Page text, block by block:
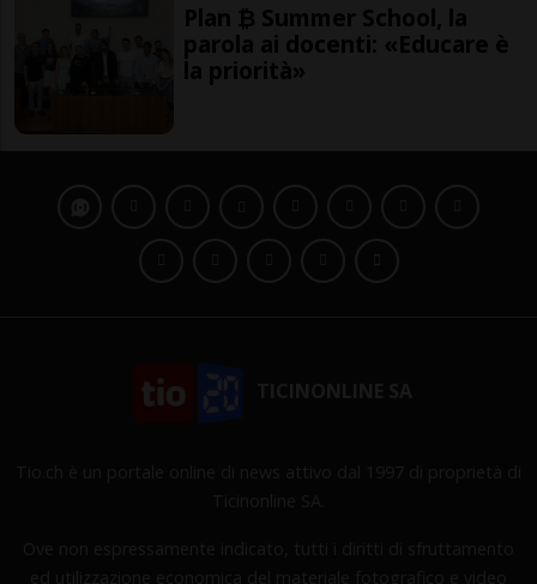
Plan ₿ Summer School, la
parola ai docenti: «Educare è
la priorità»